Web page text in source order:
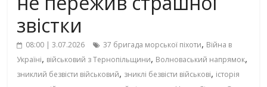
звістки
08:00 | 3.07.2026 37 бригада морської піхоти, Війна в
Україні, військовий з Тернопільщини, Волноваський напрямок,
зниклий безвісти військовий, зниклі безвісти військові, історія